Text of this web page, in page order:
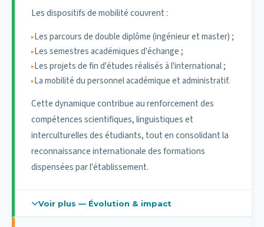
académiquement ;
Le renforcement des échanges scientifiques et
pédagogiques.
Cette orientation vise à inscrire durablement l'ENSAM
Meknès dans les réseaux académiques internationaux,
à développer les synergies scientifiques et à offrir aux
étudiants des parcours à forte valeur ajoutée
académique et professionnelle.
Les dispositifs de mobilité couvrent :
Les parcours de double diplôme (ingénieur et master) ;
Les semestres académiques d'échange ;
Les projets de fin d'études réalisés à l'international ;
La mobilité du personnel académique et administratif.
Cette dynamique contribue au renforcement des
compétences scientifiques, linguistiques et
interculturelles des étudiants, tout en consolidant la
reconnaissance internationale des formations
dispensées par l'établissement.
Voir plus — Évolution & impact